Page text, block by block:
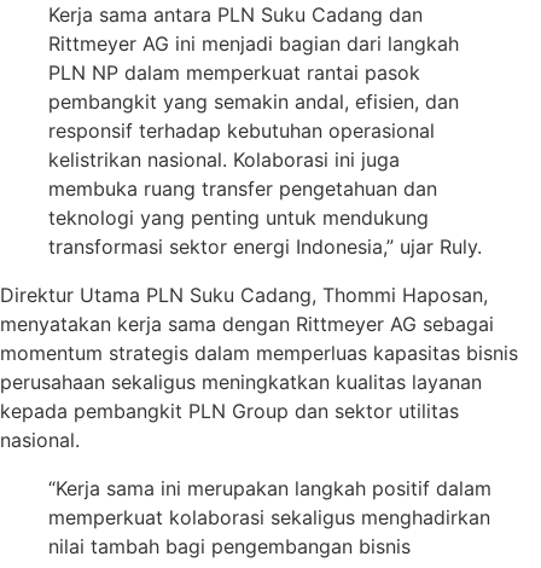
Kerja sama antara PLN Suku Cadang dan
Rittmeyer AG ini menjadi bagian dari langkah
PLN NP dalam memperkuat rantai pasok
pembangkit yang semakin andal, efisien, dan
responsif terhadap kebutuhan operasional
kelistrikan nasional. Kolaborasi ini juga
membuka ruang transfer pengetahuan dan
teknologi yang penting untuk mendukung
transformasi sektor energi Indonesia,” ujar Ruly.
Direktur Utama PLN Suku Cadang, Thommi Haposan,
menyatakan kerja sama dengan Rittmeyer AG sebagai
momentum strategis dalam memperluas kapasitas bisnis
perusahaan sekaligus meningkatkan kualitas layanan
kepada pembangkit PLN Group dan sektor utilitas
nasional.
“Kerja sama ini merupakan langkah positif dalam
memperkuat kolaborasi sekaligus menghadirkan
nilai tambah bagi pengembangan bisnis